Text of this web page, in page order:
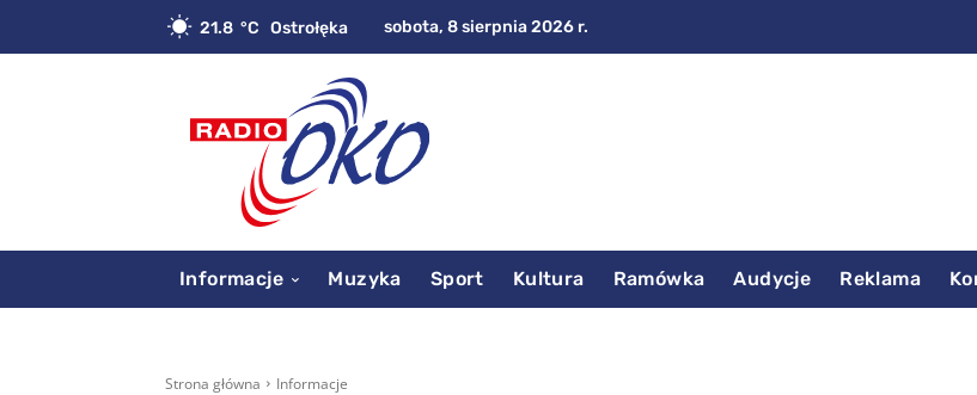
21.8 C Ostrołęka sobota, 8 sierpnia 2026 r.
Informacje Muzyka Sport Kultura Ramówka Audycje Reklama
Strona główna Informacje